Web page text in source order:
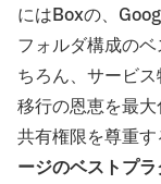
にはBoxの、
フォルダ構成の
ちろん、サービ
移行の恩恵を最
共有権限を尊重す
ージのベストプ